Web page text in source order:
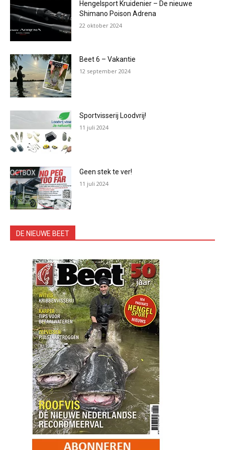
Hengelsport Kruidenier – De nieuwe
Shimano Poison Adrena
22 oktober 2024
Beet 6 – Vakantie
12 september 2024
Sportvisserij Loodvrij!
11 juli 2024
Geen stek te ver!
11 juli 2024
DE NIEUWE BEET